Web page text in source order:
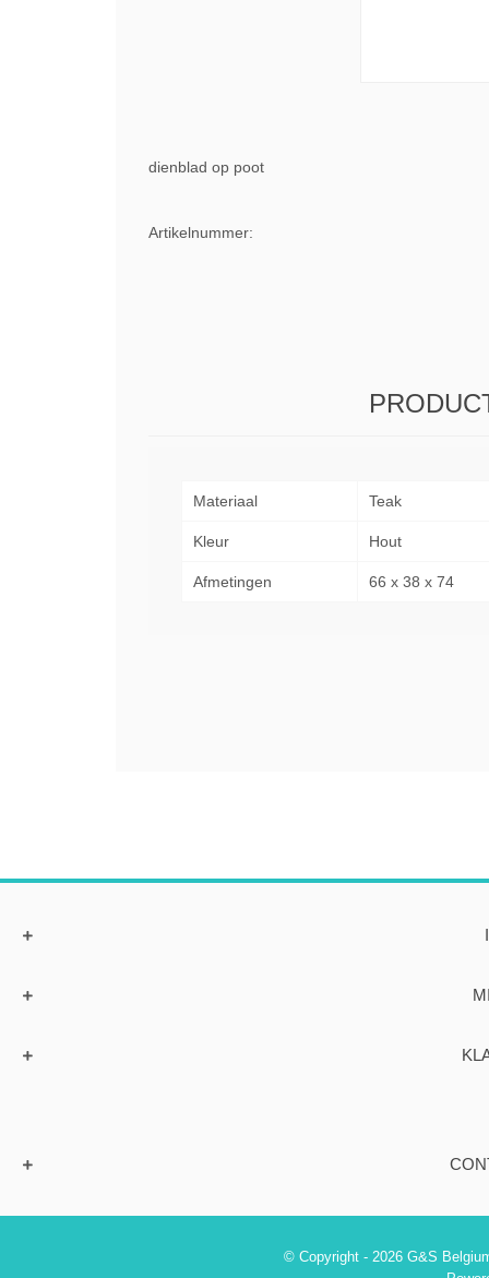
dienblad op poot
Artikelnummer:
Materiaal Teak
Kleur Hout
Afmetingen 66 x 38 x 74
© Copyright - 2026 G&S